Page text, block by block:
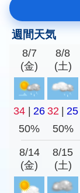
週間天気
8/7
(金)
8/8
(土)
34 | 26 32 | 25
50%
50%
8/14
(金)
8/15
(土)